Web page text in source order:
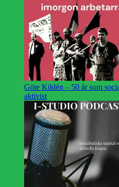
Göte Kildén – 50 år som
aktivist